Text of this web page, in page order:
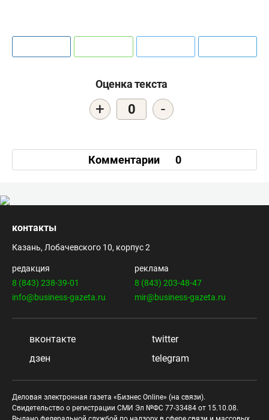
Оценка текста
+ 0 -
Комментарии 0
контакты
Казань, Лобачевского 10, корпус 2
редакция
8 (843) 238-39-01
info@business-gazeta.ru
реклама
8 (843) 203-48-47
mir@business-gazeta.ru
вконтакте
twitter
дзен
telegram
Деловая электронная газета «Бизнес Online» (на связи).
Свидетельство о регистрации СМИ Эл №ФС 77-33484 от 15.10.08.